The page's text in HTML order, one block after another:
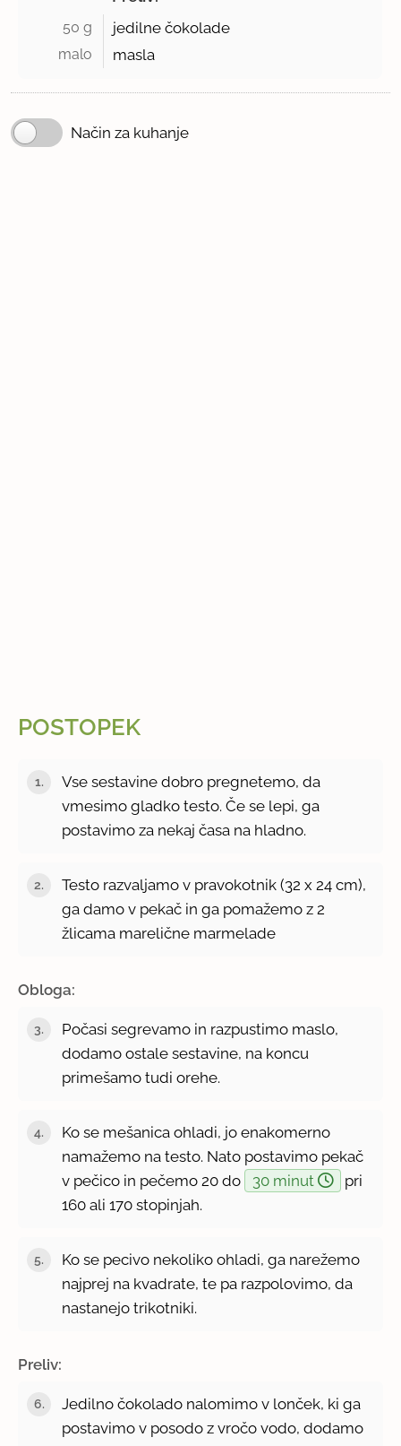
50 g jedilne čokolade
malo masla
Način za kuhanje
POSTOPEK
Vse sestavine dobro pregnetemo, da
vmesimo gladko testo. Če se lepi, ga
postavimo za nekaj časa na hladno.
Testo razvaljamo v pravokotnik (32 x 24 cm),
ga damo v pekač in ga pomažemo z 2
žlicama marelične marmelade
Obloga:
Počasi segrevamo in razpustimo maslo,
dodamo ostale sestavine, na koncu
primešamo tudi orehe.
Ko se mešanica ohladi, jo enakomerno
namažemo na testo. Nato postavimo pekač
v pečico in pečemo 20 do
30 minut
pri
160 ali 170 stopinjah.
Ko se pecivo nekoliko ohladi, ga narežemo
najprej na kvadrate, te pa razpolovimo, da
nastanejo trikotniki.
Preliv:
Jedilno čokolado nalomimo v lonček, ki ga
postavimo v posodo z vročo vodo, dodamo